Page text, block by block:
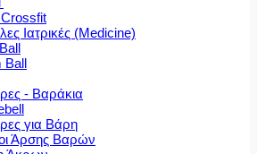
Crossfit
Ιατρικές (Medicine)
Ball
- Βαράκια
για Βάρη
Άρσης Βαρών